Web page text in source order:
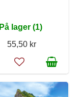
På lager (1)
55,50 kr